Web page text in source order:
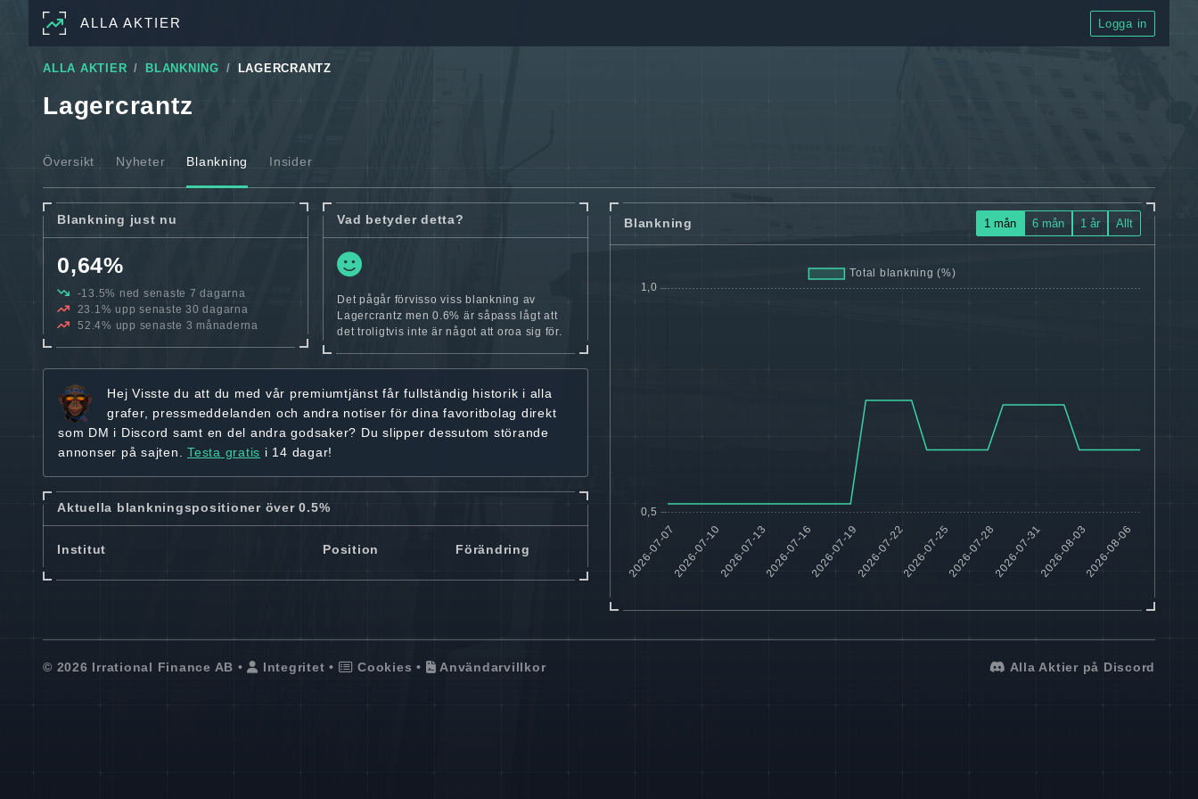
ALLA AKTIER Logga in
ALLA AKTIER BLANKNING LAGERCRANTZ
Lagercrantz
Översikt Nyheter Blankning Insider
Blankning just nu
0,64%
-13.5% ned senaste 7 dagarna
23.1% upp senaste 30 dagarna
52.4% upp senaste 3 månaderna
Vad betyder detta?
Det pågår förvisso viss blankning av
Lagercrantz men 0.6% är såpass lågt att
det troligtvis inte är något att oroa sig för.
Hej Visste du att du med vår premiumtjänst fårfullständig historik i alla
grafer, pressmeddelanden och andra notiser för dina favoritbolag direkt
som DM i Discord samt en del andra godsaker? Du slipper dessutom störande
annonser på sajten. Testa gratis i 14 dagar!
Aktuella blankningspositioner över 0.5%
Institut Position Förändring
Blankning 1 mån 6 mån 1 år Allt
© 2026 Irrational Finance AB • Integritet • Cookies • Användarvillkor Alla Aktier på Discord